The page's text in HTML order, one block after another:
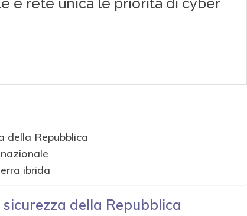
della Repubblica
ibrida
della Repubblica